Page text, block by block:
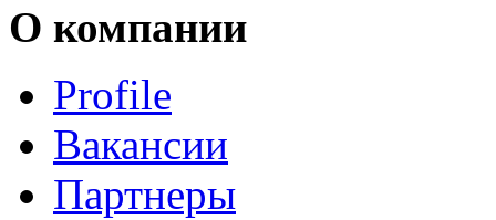
О компании
Profile
Вакансии
Партнеры